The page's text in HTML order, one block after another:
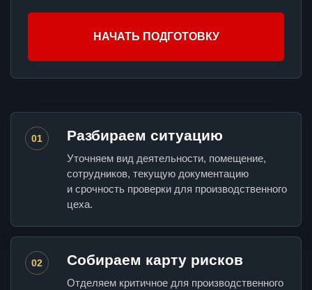
НАЧАТЬ ПОДГОТОВКУ
01 Разбираем ситуацию
Уточняем вид деятельности, помещение,
сотрудников, текущую документацию
и срочность проверки для производственного
цеха.
02 Собираем карту рисков
Отделяем критичное для производственного